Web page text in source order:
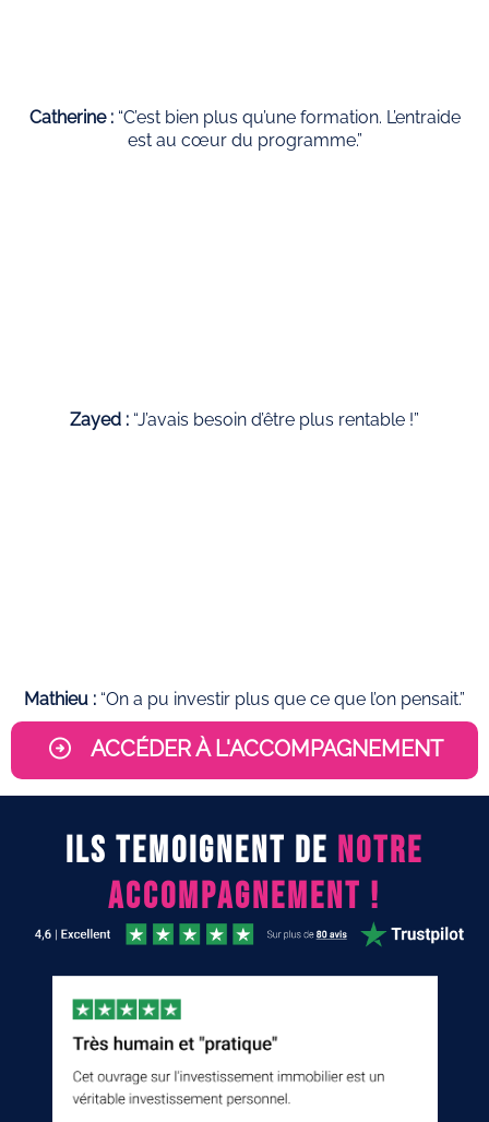
Catherine :“C’est bien plus qu’une formation. L’entraide
est au cœur du programme.”
Zayed : “J’avais besoin d’être plus rentable !”
Mathieu : “On a pu investir plus que ce que l’on pensait.”
ACCÉDER À L'ACCOMPAGNEMENT
ILS TEMOIGNENT DE NOTRE
ACCOMPAGNEMENT !